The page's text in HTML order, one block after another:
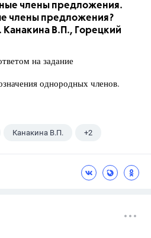
члены предложения.
члены предложения?
Канакина В.П., Горецкий
на задание
однородных членов.
Канакина В.П. +2